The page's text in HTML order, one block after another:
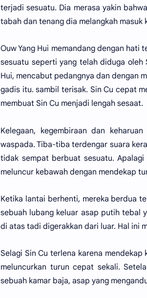
terjadi sesuatu. Dia merasa yakin
tabah dan tenang dia melangkah masuk
Ouw Yang Hui memandang dengan
sesuatu seperti yang telah diduga oleh
Hui, mencabut pedangnya dan dengan
gadis itu. sambil terisak. Sin Cu cepat
membuat Sin Cu menjadi lengah sesaat.
Kelegaan, kegembiraan dan
waspada. Tiba-tiba terdengar suara
tidak sempat berbuat sesuatu.
meluncur kebawah dengan mendekap
Ketika lantai berhenti, mereka berdua
sebuah lubang keluar asap putih tebal
di atas tadi digerakkan dari luar. Hal ini
Selagi Sin Cu terlena karena
meluncurkan turun cepat sekali.
sebuah kamar baja, asap yang